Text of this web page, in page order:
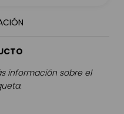
información sobre el